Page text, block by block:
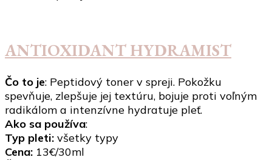
ANTIOXIDANT HYDRAMIST
Čo to je: Peptidový toner v spreji. Pokožku
spevňuje, zlepšuje jej textúru, bojuje proti voľným
radikálom a intenzívne hydratuje pleť.
Ako sa používa:
Typ pleti: všetky typy
Cena: 13€/30ml